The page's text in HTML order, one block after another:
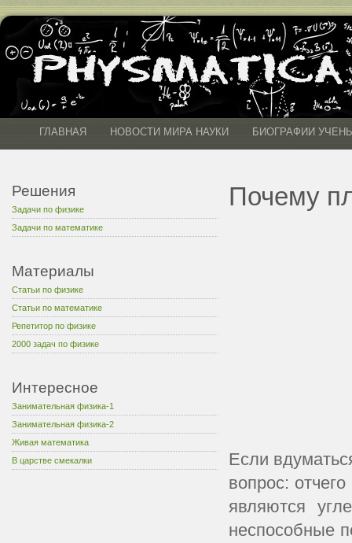
ГЛАВНАЯ НОВОСТИ МИРА НАУКИ БИОГРАФИИ
Решения
Задачи по физике
Задачи по математике
Материалы
Статьи по физике
Статьи по математике
Репетитор по физике
2000 задач по физике
Интересное
Занимательная физика-1
Занимательная физика-2
Живая математика
В царстве смекалки
Почему
Если
вопрос:
являются
неспособные